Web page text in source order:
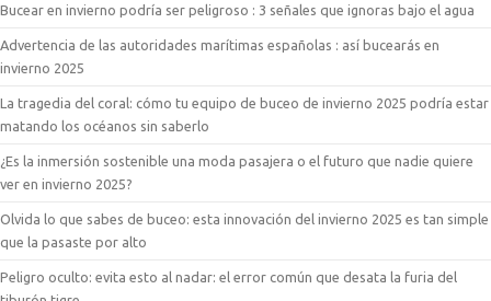
Bucear en invierno podría ser peligroso : 3 señales que ignoras bajo el agua
Advertencia de las autoridades marítimas españolas : así bucearás en
invierno 2025
La tragedia del coral: cómo tu equipo de buceo de invierno 2025 podría estar
matando los océanos sin saberlo
¿Es la inmersión sostenible una moda pasajera o el futuro que nadie quiere
ver en invierno 2025?
Olvida lo que sabes de buceo: esta innovación del invierno 2025 es tan simple
que la pasaste por alto
Peligro oculto: evita esto al nadar: el error común que desata la furia del